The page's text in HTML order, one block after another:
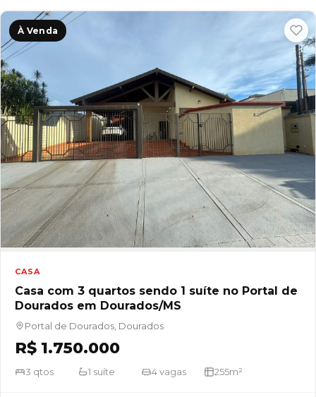
À Venda
CASA
Casa com 3 quartos sendo 1 suíte no Portal de
Dourados em Dourados/MS
Portal de Dourados, Dourados
R$ 1.750.000
3 qtos 1 suíte 4 vagas 255m²